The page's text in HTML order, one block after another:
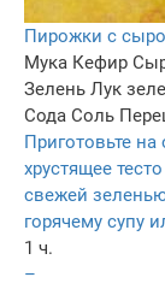
Пирожки с
Мука Кефир
Зелень Лук
Сода Соль
Приготовьте
хрустящее
свежей
горячему супу
1 ч.
–